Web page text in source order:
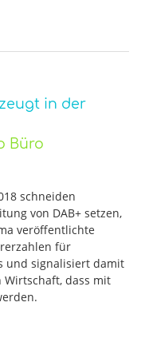
in der
Büro
schneiden
von DAB+ setzen,
veröffentlichte
für
und signalisiert damit
dass mit